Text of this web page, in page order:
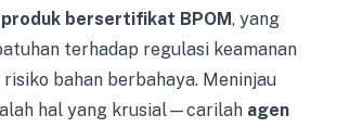
produk bersertifikat BPOM, yang
terhadap regulasi keamanan
bahan berbahaya. Meninjau
hal yang krusial—carilah agen